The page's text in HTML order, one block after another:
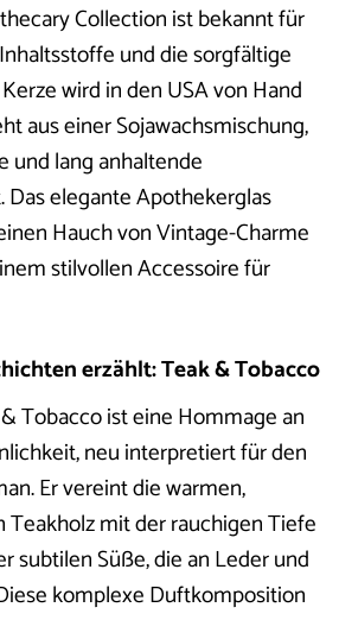
Collection ist bekannt für
und die sorgfältige
wird in den USA von Hand
aus einer Sojawachsmischung,
und lang anhaltende
elegante Apothekerglas
Hauch von Vintage-Charme
stilvollen Accessoire für
erzählt: Teak & Tobacco
Tobacco ist eine Hommage an
neu interpretiert für den
Er vereint die warmen,
Teakholz mit der rauchigen Tiefe
subtilen Süße, die an Leder und
komplexe Duftkomposition